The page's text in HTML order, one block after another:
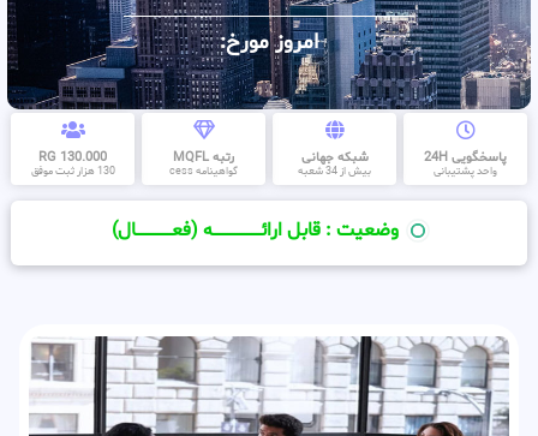
امروز مورخ:
پاسخگویی 24H
واحد پشتیبانی
شبکه جهانی
بیش از 34 شعبه
رتبه MQFL
گواهینامه cess
130.000 RG
130 هزار ثبت موفق
وضعیت : قابل ارائــــــــــــــــــــه (فعـــــــــــــــال)